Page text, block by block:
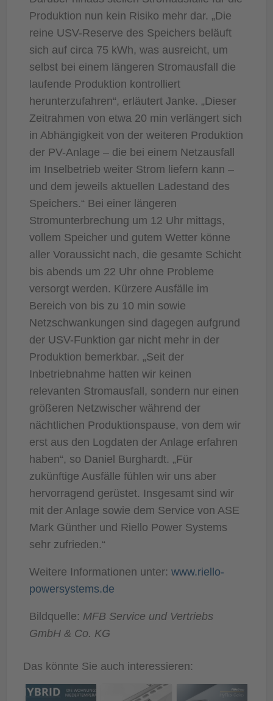
Produktion nun kein Risiko mehr dar. „Die
reine USV-Reserve des Speichers beläuft
sich auf circa 75 kWh, was ausreicht, um
selbst bei einem längeren Stromausfall die
laufende Produktion kontrolliert
herunterzufahren“, erläutert Janke. „Dieser
Zeitrahmen von etwa 20 min verlängert sich
in Abhängigkeit von der weiteren Produktion
der PV-Anlage – die bei einem Netzausfall
im Inselbetrieb weiter Strom liefern kann –
und dem jeweils aktuellen Ladestand des
Speichers.“ Bei einer längeren
Stromunterbrechung um 12 Uhr mittags,
vollem Speicher und gutem Wetter könne
aller Voraussicht nach, die gesamte Schicht
bis abends um 22 Uhr ohne Probleme
versorgt werden. Kürzere Ausfälle im
Bereich von bis zu 10 min sowie
Netzschwankungen sind dagegen aufgrund
der USV-Funktion gar nicht mehr in der
Produktion bemerkbar. „Seit der
Inbetriebnahme hatten wir keinen
relevanten Stromausfall, sondern nur einen
größeren Netzwischer während der
nächtlichen Produktionspause, von dem wir
erst aus den Logdaten der Anlage erfahren
haben“, so Daniel Burghardt. „Für
zukünftige Ausfälle fühlen wir uns aber
hervorragend gerüstet. Insgesamt sind wir
mit der Anlage sowie dem Service von ASE
Mark Günther und Riello Power Systems
sehr zufrieden.“
Weitere Informationen unter: www.riello-
powersystems.de
Bildquelle: MFB Service und Vertriebs
GmbH & Co. KG
Das könnte Sie auch interessieren: